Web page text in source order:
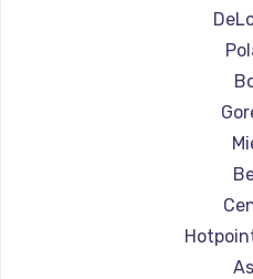
Ремонт
Ремонт
Ремонт
Ремонт
Ремонт кофемашин
Ремонт
Ремонт
Ремонт
Ремонт